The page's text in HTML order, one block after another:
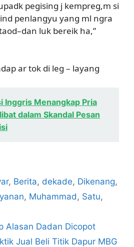
pegising j kempreg,m si
penlangyu yang ml ngra
luk bereik ha,”
ar tok di leg – layang
Inggris Menangkap Pria
dalam Skandal Pesan
, Berita, dekade, Dikenang,
, Muhammad , Satu,
Alasan Dadan Dicopot
Jual Beli Titik Dapur MBG